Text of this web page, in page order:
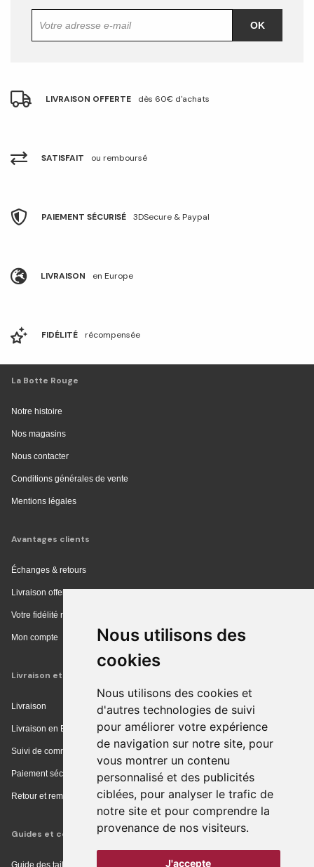
Nous utilisons des
cookies
Nous utilisons des cookies et
d'autres technologies de suivi
pour améliorer votre expérience
de navigation sur notre site, pour
vous montrer un contenu
personnalisé et des publicités
ciblées, pour analyser le trafic de
notre site et pour comprendre la
provenance de nos visiteurs.
J'accepte
OK
LIVRAISON OFFERTE dès 60€ d'achats
SATISFAIT ou remboursé
PAIEMENT SÉCURISÉ 3DSecure & Paypal
LIVRAISON en Europe
FIDÉLITÉ récompensée
La Botte Rouge
Notre histoire
Nos magasins
Nous contacter
Conditions générales de vente
Mentions légales
Avantages clients
Échanges & retours
Livraison offerte en magasin
Votre fidélité récompensée
Mon compte
Livraison et achat
Livraison
Livraison en Europe
Suivi de commande
Paiement sécurisé
Retour et remboursement
Guides et conseils
Guide des tailles